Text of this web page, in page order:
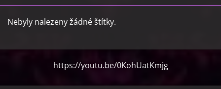
Nebyly nalezeny žádné štítky.
https://youtu.be/0KohUatKmjg